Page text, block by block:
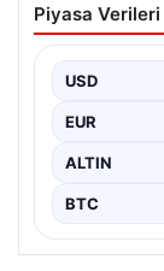
Piyasa Verileri
USD
EUR
ALTIN
BTC